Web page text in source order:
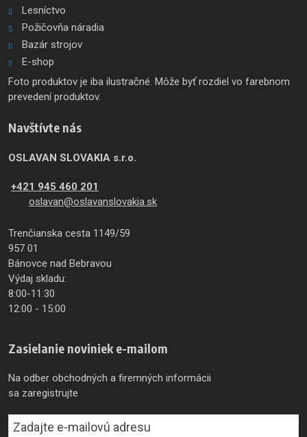
Lesníctvo
Požičovňa náradia
Bazár strojov
E-shop
Foto produktov je iba ilustračné. Môže byť rozdiel vo farebnom
prevedení produktov.
Navštívte nás
OSLAVAN SLOVAKIA s.r.o.
+421 945 460 201
oslavan@oslavanslovakia.sk
Trenčianska cesta 1149/59
957 01
Bánovce nad Bebravou
Výdaj skladu:
8:00-11:30
12:00 - 15:00
Zasielanie noviniek e-mailom
Na odber obchodných a firemných informácii
sa zaregistrujte